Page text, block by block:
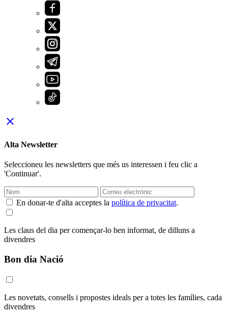
close
Alta Newsletter
Seleccioneu les newsletters que més us interessen i feu clic a
'Continuar'.
En donar-te d'alta acceptes la política de privacitat.
Les claus del dia per començar-lo ben informat, de dilluns a
divendres
Bon dia Nació
Les novetats, consells i propostes ideals per a totes les famílies, cada
divendres